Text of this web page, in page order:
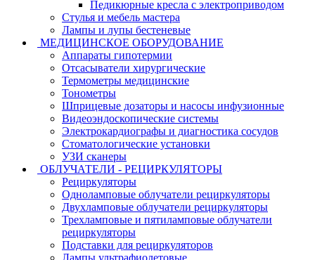
Педикюрные кресла с электроприводом
Стулья и мебель мастера
Лампы и лупы бестеневые
МЕДИЦИНСКОЕ ОБОРУДОВАНИЕ
Аппараты гипотермии
Отсасыватели хирургические
Термометры медицинские
Тонометры
Шприцевые дозаторы и насосы инфузионные
Видеоэндоскопические системы
Электрокардиографы и диагностика сосудов
Стоматологические установки
УЗИ сканеры
ОБЛУЧАТЕЛИ - РЕЦИРКУЛЯТОРЫ
Рециркуляторы
Одноламповые облучатели рециркуляторы
Двухламповые облучатели рециркуляторы
Трехламповые и пятиламповые облучатели
рециркуляторы
Подставки для рециркуляторов